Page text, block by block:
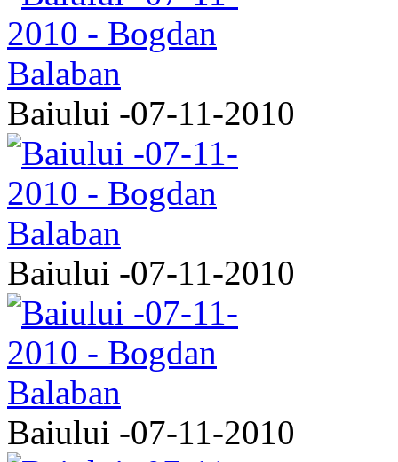
Baiului -07-11-2010
Baiului -07-11-2010
Baiului -07-11-2010